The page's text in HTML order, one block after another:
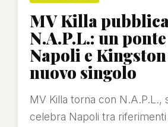
MV Killa
N.A.P.L.: un
Napoli e
nuovo singolo
MV Killa torna con N.A.P.L.,
celebra Napoli tra